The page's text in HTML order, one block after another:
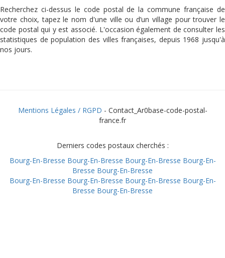
Recherchez ci-dessus le code postal de la commune française de
votre choix, tapez le nom d'une ville ou d’un village pour trouver le
code postal qui y est associé. L'occasion également de consulter les
statistiques de population des villes françaises, depuis 1968 jusqu'à
nos jours.
Mentions Légales / RGPD - Contact_Ar0base-code-postal-
france.fr
Derniers codes postaux cherchés :
Bourg-En-Bresse Bourg-En-Bresse Bourg-En-Bresse Bourg-En-
Bresse Bourg-En-Bresse
Bourg-En-Bresse Bourg-En-Bresse Bourg-En-Bresse Bourg-En-
Bresse Bourg-En-Bresse